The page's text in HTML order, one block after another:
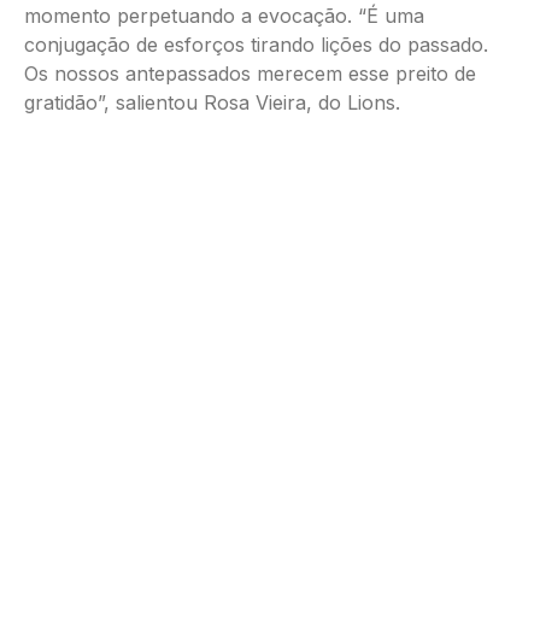
momento perpetuando a evocação. “É uma
conjugação de esforços tirando lições do passado.
Os nossos antepassados merecem esse preito de
gratidão”, salientou Rosa Vieira, do Lions.